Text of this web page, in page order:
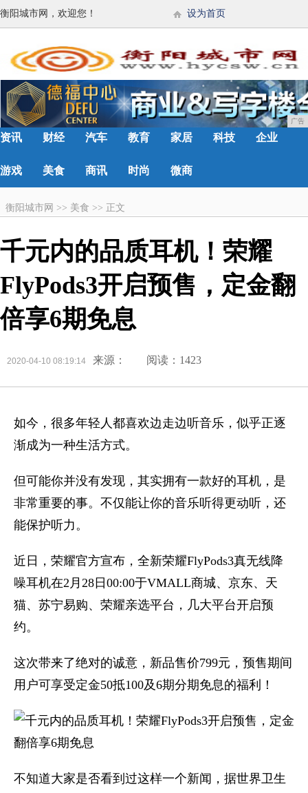
衡阳城市网，欢迎您！ 设为首页
广告
资讯 财经 汽车 教育 家居 科技 企业
游戏 美食 商讯 时尚 微商
衡阳城市网 >> 美食 >> 正文
千元内的品质耳机！荣耀
FlyPods3开启预售，定金翻
倍享6期免息
2020-04-10 08:19:14 来源： 阅读：1423
如今，很多年轻人都喜欢边走边听音乐，似乎正逐
渐成为一种生活方式。
但可能你并没有发现，其实拥有一款好的耳机，是
非常重要的事。不仅能让你的音乐听得更动听，还
能保护听力。
近日，荣耀官方宣布，全新荣耀FlyPods3真无线降
噪耳机在2月28日00:00于VMALL商城、京东、天
猫、苏宁易购、荣耀亲选平台，几大平台开启预
约。
这次带来了绝对的诚意，新品售价799元，预售期间
用户可享受定金50抵100及6期分期免息的福利！
不知道大家是否看到过这样一个新闻，据世界卫生